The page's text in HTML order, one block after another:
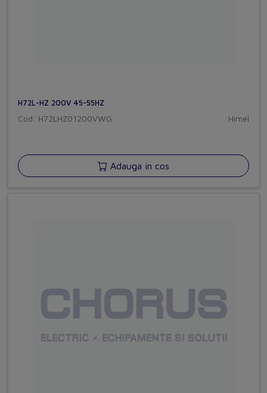
H72L-HZ 200V 45-55HZ
Cod: H72LHZ01200VWG Himel
Adauga in cos